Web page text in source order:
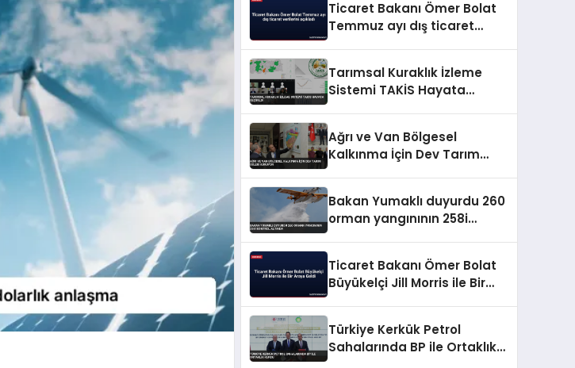
Ticaret Bakanı Ömer Bolat
Temmuz ayı dış ticaret
Tarımsal Kuraklık İzleme
Sistemi TAKİS Hayata
Ağrı ve Van Bölgesel
Kalkınma İçin Dev Tarım
Bakan Yumaklı duyurdu 260
orman yangınının 258i
Ticaret Bakanı Ömer Bolat
Büyükelçi Jill Morris ile Bir
Türkiye Kerkük Petrol
Sahalarında BP ile Ortaklık